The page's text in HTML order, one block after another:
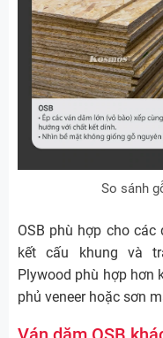
So sánh
OSB phù hợp cho
kết cấu khung và
Plywood phù hợp hơn
phủ veneer hoặc sơn